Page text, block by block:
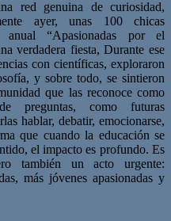
red genuina de curiosidad,
ayer, unas 100 chicas
anual “Apasionadas por el
verdadera fiesta, Durante ese
con científicas, exploraron
y sobre todo, se sintieron
que las reconoce como
preguntas, como futuras
hablar, debatir, emocionarse,
que cuando la educación se
el impacto es profundo. Es
también un acto urgente:
más jóvenes apasionadas y